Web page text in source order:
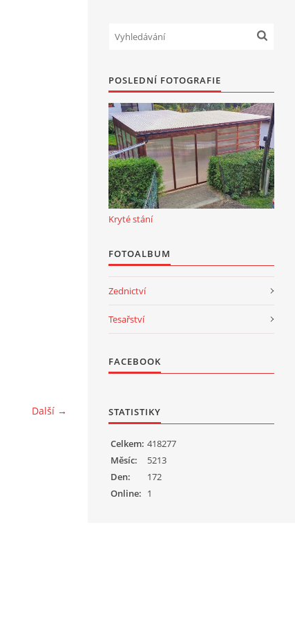
Další →
POSLEDNÍ FOTOGRAFIE
Kryté stání
FOTOALBUM
Zednictví
Tesařství
FACEBOOK
STATISTIKY
Online: 1
Celkem: 418277
Měsíc:
5213
Den:
172